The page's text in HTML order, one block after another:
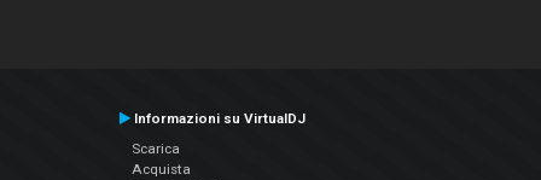
Informazioni su VirtualDJ
Scarica
Acquista